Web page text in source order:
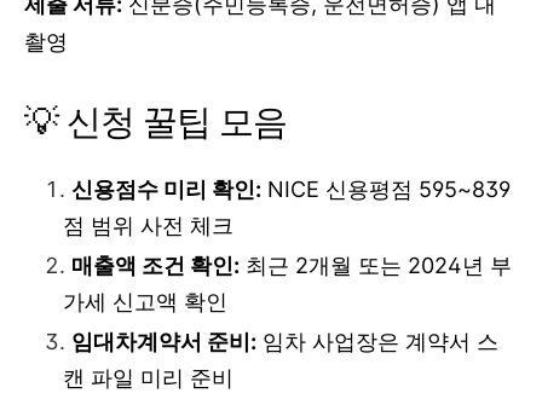
촬영
💡 신청 꿀팁 모음
신용점수 미리 확인: NICE 신용평점 595~839
점 범위 사전 체크
매출액 조건 확인: 최근 2개월 또는 2024년 부
가세 신고액 확인
임대차계약서 준비: 임차 사업장은 계약서 스
캔 파일 미리 준비